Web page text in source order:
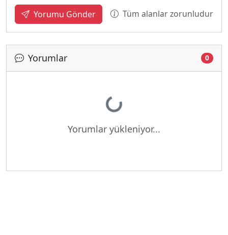
Yorumu Gönder Tüm alanlar zorunludur
Yorumlar 0
Yükleniyor...
Yorumlar yükleniyor...